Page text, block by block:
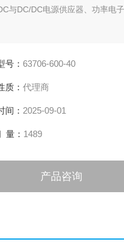
与DC/DC电源供应器、功率电
号： 63706-600-40
质： 代理商
间： 2025-09-01
量： 1489
产品咨询